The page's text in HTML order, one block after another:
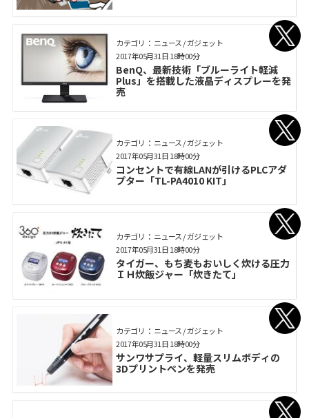
カテゴリ： ニュース / ガジェット
BenQ、最新技術「ブルーライト軽減
Plus」を搭載した液晶ディスプレーを発
売
2017年05月31日 18時00分
カテゴリ： ニュース / ガジェット
コンセントで有線LANが引けるPLCアダ
プター「TL-PA4010 KIT」
2017年05月31日 18時00分
カテゴリ： ニュース / ガジェット
タイガー、もち麦もおいしく炊ける圧力
ＩＨ炊飯ジャー「炊きたて」
2017年05月31日 18時00分
カテゴリ： ニュース / ガジェット
サンワサプライ、軽量スリムボディの
3Dプリントペンを発売
2017年05月31日 18時00分